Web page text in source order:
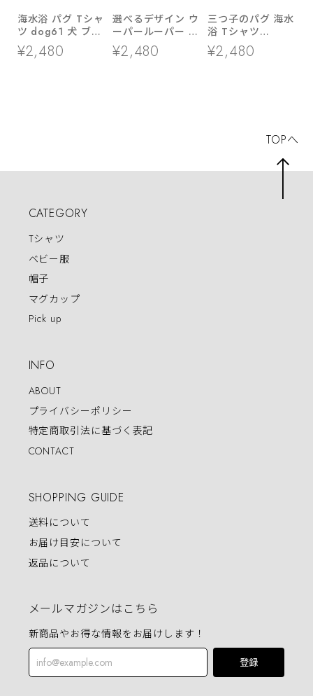
海水浴 パグ Tシャ
ツ dog61 犬 ブヒ
パグ 好き 服 ゆる
い イラスト
¥2,480
選べるデザイン ウ
ーパールーパー T
シャツ am99 両生
類 アニマル
¥2,480
三つ子のパグ 海水
浴 Tシャツ
dog86 海 夏休み
犬 ブヒ ゆるい 手
¥2,480
CATEGORY
Tシャツ
ベビー服
帽子
マグカップ
Pick up
INFO
ABOUT
プライバシーポリシー
特定商取引法に基づく表記
CONTACT
SHOPPING GUIDE
送料について
お届け目安について
返品について
メールマガジンはこちら
新商品やお得な情報をお届けします！
登録
TOPへ